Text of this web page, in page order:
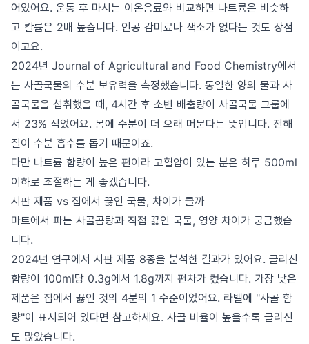
어있어요. 운동 후 마시는 이온음료와 비교하면 나트륨은 비슷하
고 칼륨은 2배 높습니다. 인공 감미료나 색소가 없다는 것도 장점
이고요.
2024년 Journal of Agricultural and Food Chemistry에서
는 사골국물의 수분 보유력을 측정했습니다. 동일한 양의 물과 사
골국물을 섭취했을 때, 4시간 후 소변 배출량이 사골국물 그룹에
서 23% 적었어요. 몸에 수분이 더 오래 머문다는 뜻입니다. 전해
질이 수분 흡수를 돕기 때문이죠.
다만 나트륨 함량이 높은 편이라 고혈압이 있는 분은 하루 500ml
이하로 조절하는 게 좋겠습니다.
시판 제품 vs 집에서 끓인 국물, 차이가 클까
마트에서 파는 사골곰탕과 직접 끓인 국물, 영양 차이가 궁금했습
니다.
2024년 연구에서 시판 제품 8종을 분석한 결과가 있어요. 글리신
함량이 100ml당 0.3g에서 1.8g까지 편차가 컸습니다. 가장 낮은
제품은 집에서 끓인 것의 4분의 1 수준이었어요. 라벨에 "사골 함
량"이 표시되어 있다면 참고하세요. 사골 비율이 높을수록 글리신
도 많았습니다.